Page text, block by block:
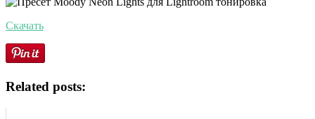
Скачать
Related posts: